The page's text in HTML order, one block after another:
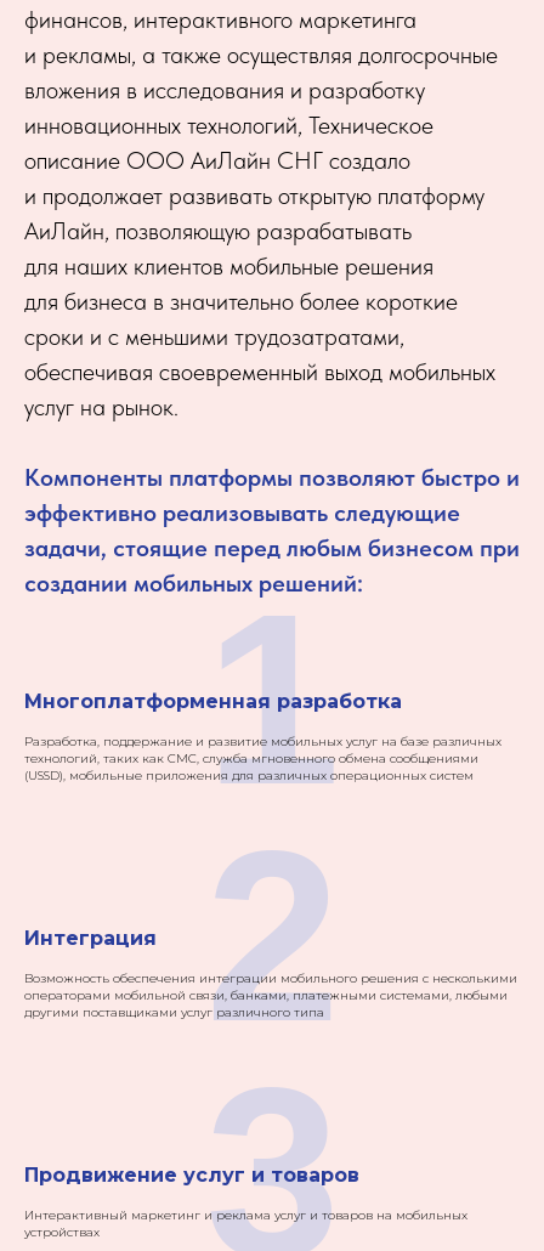
финансов, интерактивного маркетинга
и рекламы, а также осуществляя долгосрочные
вложения в исследования и разработку
инновационных технологий, Техническое
описание ООО АиЛайн СНГ создало
и продолжает развивать открытую платформу
АиЛайн, позволяющую разрабатывать
для наших клиентов мобильные решения
для бизнеса в значительно более короткие
сроки и с меньшими трудозатратами,
обеспечивая своевременный выход мобильных
услуг на рынок.
Компоненты платформы позволяют быстро и
эффективно реализовывать следующие
задачи, стоящие перед любым бизнесом при
создании мобильных решений:
Многоплатформенная разработка
Разработка, поддержание и развитие мобильных услуг на базе различных
технологий, таких как СМС, служба мгновенного обмена сообщениями
(USSD), мобильные приложения для различных операционных систем
1
Интеграция
Возможность обеспечения интеграции мобильного решения с несколькими
операторами мобильной связи, банками, платежными системами, любыми
другими поставщиками услуг различного типа
2
Продвижение услуг и товаров
Интерактивный маркетинг и реклама услуг и товаров на мобильных
устройствах
3